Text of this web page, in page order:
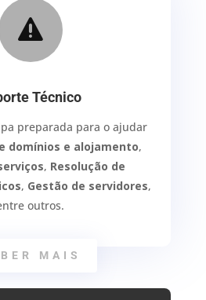

Técnico
preparada para o ajudar
domínios e alojamento,
, Resolução de
, Gestão de servidores,
outros.
MAIS